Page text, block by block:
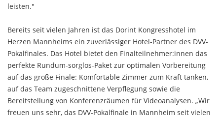
leisten."
Bereits seit vielen Jahren ist das Dorint Kongresshotel im
Herzen Mannheims ein zuverlässiger Hotel-Partner des DVV-
Pokalfinales. Das Hotel bietet den Finalteilnehmer:innen das
perfekte Rundum-sorglos-Paket zur optimalen Vorbereitung
auf das große Finale: Komfortable Zimmer zum Kraft tanken,
auf das Team zugeschnittene Verpflegung sowie die
Bereitstellung von Konferenzräumen für Videoanalysen. „Wir
freuen uns sehr, das DVV-Pokalfinale in Mannheim seit vielen